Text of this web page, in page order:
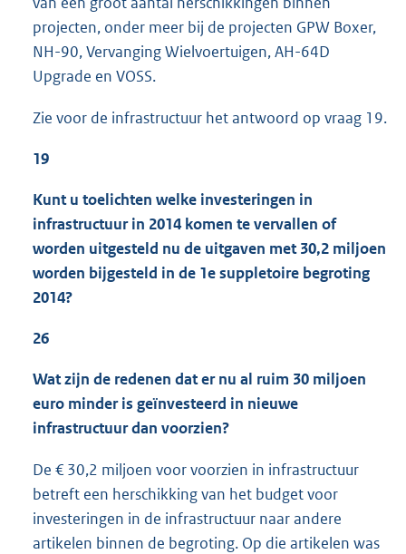
projecten, onder meer bij de projecten GPW Boxer,
NH-90, Vervanging Wielvoertuigen, AH-64D
Upgrade en VOSS.
Zie voor de infrastructuur het antwoord op vraag 19.
19
Kunt u toelichten welke investeringen in
infrastructuur in 2014 komen te vervallen of
worden uitgesteld nu de uitgaven met 30,2 miljoen
worden bijgesteld in de 1e suppletoire begroting
2014?
26
Wat zijn de redenen dat er nu al ruim 30 miljoen
euro minder is geïnvesteerd in nieuwe
infrastructuur dan voorzien?
De € 30,2 miljoen voor voorzien in infrastructuur
betreft een herschikking van het budget voor
investeringen in de infrastructuur naar andere
artikelen binnen de begroting. Op die artikelen was